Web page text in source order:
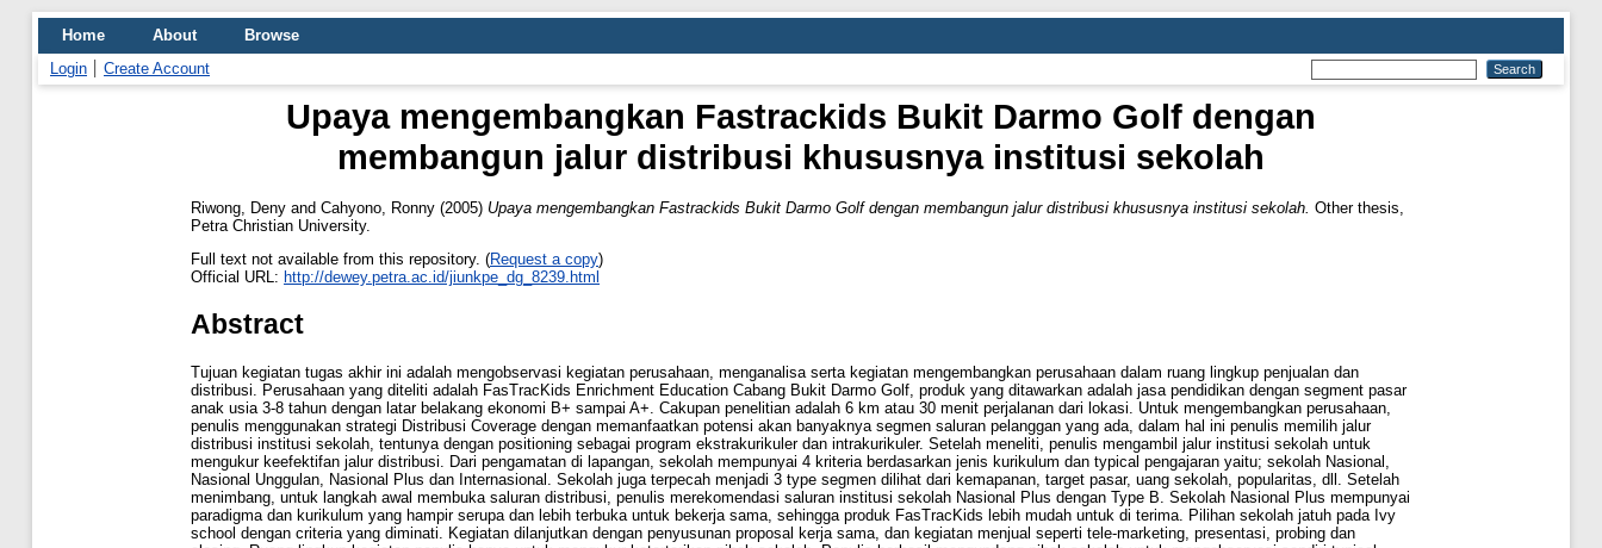
Home About
Browse
Login
Create Account
Upaya mengembangkan Fastrackids Bukit Darmo Golf dengan
membangun jalur distribusi khususnya institusi sekolah
Riwong, Deny and Cahyono, Ronny (2005) Upaya mengembangkan Fastrackids Bukit Darmo Golf dengan membangun jalur distribusi khususnya institusi sekolah. Other thesis,
Petra Christian University.
Full text not available from this repository. (Request a copy)
Official URL: http://dewey.petra.ac.id/jiunkpe_dg_8239.html
Abstract
Tujuan kegiatan tugas akhir ini adalah mengobservasi kegiatan perusahaan, menganalisa serta kegiatan mengembangkan perusahaan dalam ruang lingkup penjualan dan
distribusi. Perusahaan yang diteliti adalah FasTracKids Enrichment Education Cabang Bukit Darmo Golf, produk yang ditawarkan adalah jasa pendidikan dengan segment pasar
anak usia 3-8 tahun dengan latar belakang ekonomi B+ sampai A+. Cakupan penelitian adalah 6 km atau 30 menit perjalanan dari lokasi. Untuk mengembangkan perusahaan,
penulis menggunakan strategi Distribusi Coverage dengan memanfaatkan potensi akan banyaknya segmen saluran pelanggan yang ada, dalam hal ini penulis memilih jalur
distribusi institusi sekolah, tentunya dengan positioning sebagai program ekstrakurikuler dan intrakurikuler. Setelah meneliti, penulis mengambil jalur institusi sekolah untuk
mengukur keefektifan jalur distribusi. Dari pengamatan di lapangan, sekolah mempunyai 4 kriteria berdasarkan jenis kurikulum dan typical pengajaran yaitu; sekolah Nasional,
Nasional Unggulan, Nasional Plus dan Internasional. Sekolah juga terpecah menjadi 3 type segmen dilihat dari kemapanan, target pasar, uang sekolah, popularitas, dll. Setelah
menimbang, untuk langkah awal membuka saluran distribusi, penulis merekomendasi saluran institusi sekolah Nasional Plus dengan Type B. Sekolah Nasional Plus mempunyai
paradigma dan kurikulum yang hampir serupa dan lebih terbuka untuk bekerja sama, sehingga produk FasTracKids lebih mudah untuk di terima. Pilihan sekolah jatuh pada Ivy
school dengan criteria yang diminati. Kegiatan dilanjutkan dengan penyusunan proposal kerja sama, dan kegiatan menjual seperti tele-marketing, presentasi, probing dan